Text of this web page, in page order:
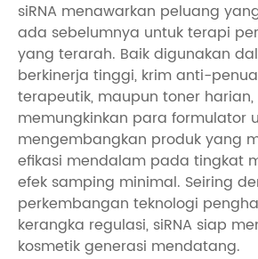
siRNA menawarkan peluang
ada sebelumnya untuk terapi
yang terarah. Baik digunakan
berkinerja tinggi, krim anti-
terapeutik, maupun toner harian,
memungkinkan para formulator
mengembangkan produk yang
efikasi mendalam pada tingkat
efek samping minimal. Seiring
perkembangan teknologi
kerangka regulasi, siRNA siap
kosmetik generasi mendatang.